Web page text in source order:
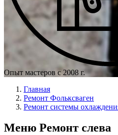
Опыт мастеров с 2008 г.
Главная
Ремонт Фольксваген
Ремонт системы
Меню Ремонт слева